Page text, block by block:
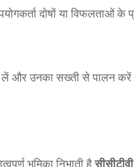
दोषों या विफलताओं
लें और उनका सख्ती से पालन
भूमिका निभाती है